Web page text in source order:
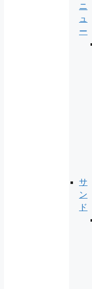
ニ
ュ
ー
サ
ン
ド